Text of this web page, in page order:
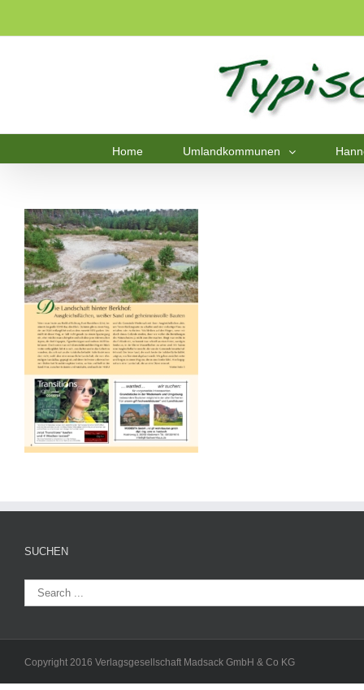
Home Umlandkommunen
SUCHEN
Copyright 2016 Verlagsgesellschaft Madsack GmbH & Co KG